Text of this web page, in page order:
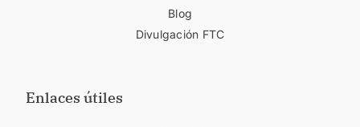
Blog
Divulgación FTC
Enlaces útiles